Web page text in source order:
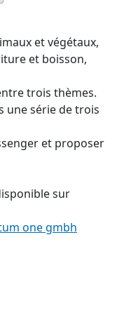
et végétaux,
et boisson,
trois thèmes.
une série de trois
et proposer
sur
one gmbh